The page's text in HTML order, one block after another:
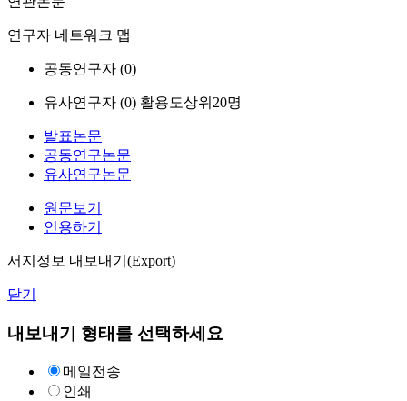
연구자 네트워크 맵
공동연구자 (0)
유사연구자 (0) 활용도상위20명
발표논문
공동연구논문
유사연구논문
원문보기
인용하기
서지정보 내보내기(Export)
닫기
내보내기 형태를 선택하세요
메일전송
인쇄